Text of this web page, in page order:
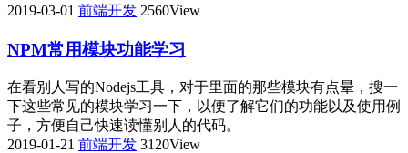
2019-03-01 前端开发 2560View
NPM常用模块功能学习
在看别人写的Nodejs工具，对于里面的那些模块有点晕，搜一
下这些常见的模块学习一下，以便了解它们的功能以及使用例
子，方便自己快速读懂别人的代码。
2019-01-21 前端开发 3120View